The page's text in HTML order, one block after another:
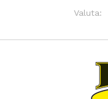
Valuta: